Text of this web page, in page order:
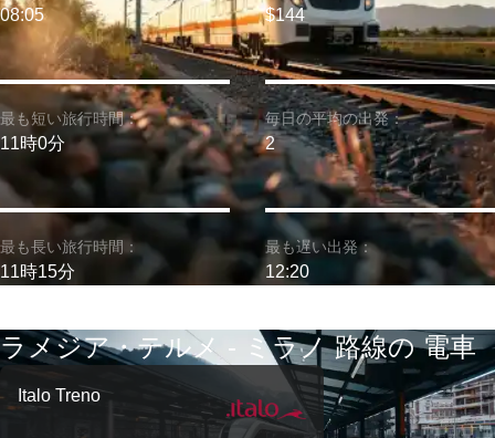
最も短い旅行時間：
11時0分
08:05
最も長い旅行時間：
11時15分
$144
毎日の平均の出発：
2
最も遅い出発：
12:20
ラメジア・テルメ - ミラノ 路線の 電車
Italo Treno